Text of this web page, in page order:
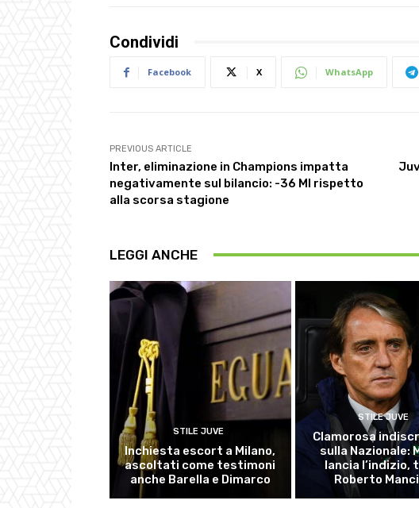
Condividi
Facebook X WhatsApp
PREVIOUS ARTICLE
Inter, eliminazione in Champions impatta
negativamente sul bilancio: -36 Ml rispetto
alla scorsa stagione
LEGGI ANCHE
STILE JUVE
Inchiesta escort a Milano,
ascoltati come testimoni
anche Barella e Dimarco
STILE JUVE
Clamorosa
sulla Nazionale:
lancia l’indizio,
Roberto